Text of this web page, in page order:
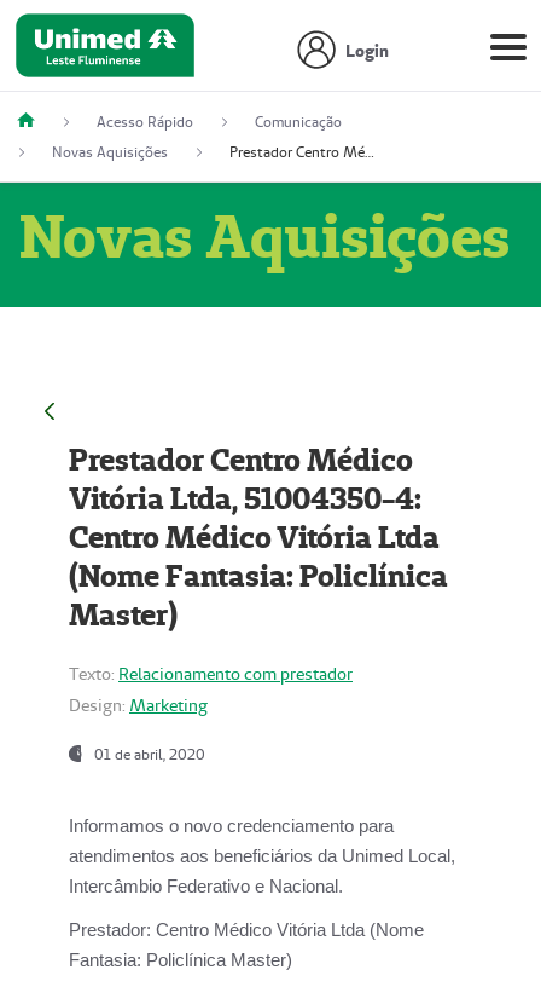
Login
Acesso Rápido
Comunicação
Novas Aquisições
Prestador Centro Médico Vitória Ltda, 51004350-4: Centro Médico Vitória Ltda (Nome Fantasia: Policlínica Master)
Novas Aquisições
Prestador Centro Médico
Vitória Ltda, 51004350-4:
Centro Médico Vitória Ltda
(Nome Fantasia: Policlínica
Master)
Texto: Relacionamento com prestador
Design: Marketing
01 de abril, 2020
Informamos o novo credenciamento para
atendimentos aos beneficiários da Unimed Local,
Intercâmbio Federativo e Nacional.
Prestador: Centro Médico Vitória Ltda (Nome
Fantasia: Policlínica Master)